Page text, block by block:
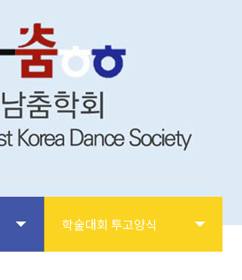
학술대회 투고양식